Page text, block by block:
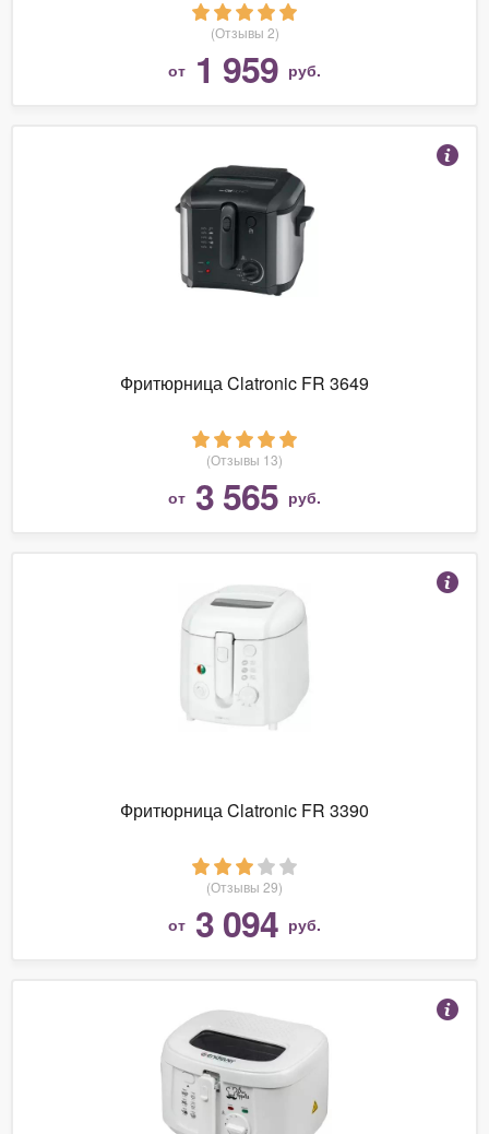
(Отзывы 2)
от 1 959 руб.
Фритюрница Clatronic FR 3649
(Отзывы 13)
от 3 565 руб.
Фритюрница Clatronic FR 3390
(Отзывы 29)
от 3 094 руб.